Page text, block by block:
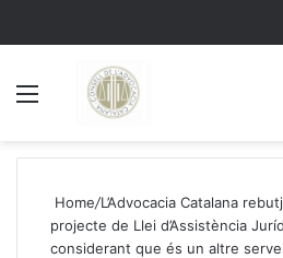
Home/L’Advocacia Catalana
projecte de Llei d’Assistència
considerant que és un altre